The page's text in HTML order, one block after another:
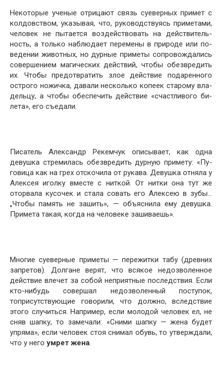
Некоторые ученые отрицают связь суеверных примет с
колдовством, указывая, что, руководствуясь примета­ми,
человек не пытается воздействовать на действитель­
ность, а только наблюдает перемены в природе или по­
ведении животных, но дурные приметы сопровождались
совершением магических действий, чтобы обезвредить
их. Чтобы предотвратить злое действие подаренного
острого ножичка, давали несколько копеек старому вла­
дельцу, а чтобы обеспечить действие «счастливого би­
лета», его съедали.
Писатель Александр Рекемчук описывает, как одна
девушка стремилась обезвредить дурную примету: «Пу­
говица как на грех отскочила от рукава. Девушка отняла у
Алексея иголку вместе с ниткой. От нитки она тут же
оторвала кусочек и стала совать его Алексею в зубы…
„Чтобы память не зашить», — объяснила ему де­вушка.
Примета такая, когда на человеке зашиваешь».
Многие суеверные приметы — пережитки табу (древ­них
запретов). Долгане верят, что всякое недозволен­ное
действие влечет за собой неприятные последствия. Если
кто-нибудь совершал недозволенный поступок,
топрисутствующие говорили, что должно, вследствие
этого случиться. Например, если молодой человек ел, не
сняв шапку, то замечали: «Сними шапку — жена будет
упря­ма», если человек стоя снимал обувь, то утверждали,
что у него умрет жена.